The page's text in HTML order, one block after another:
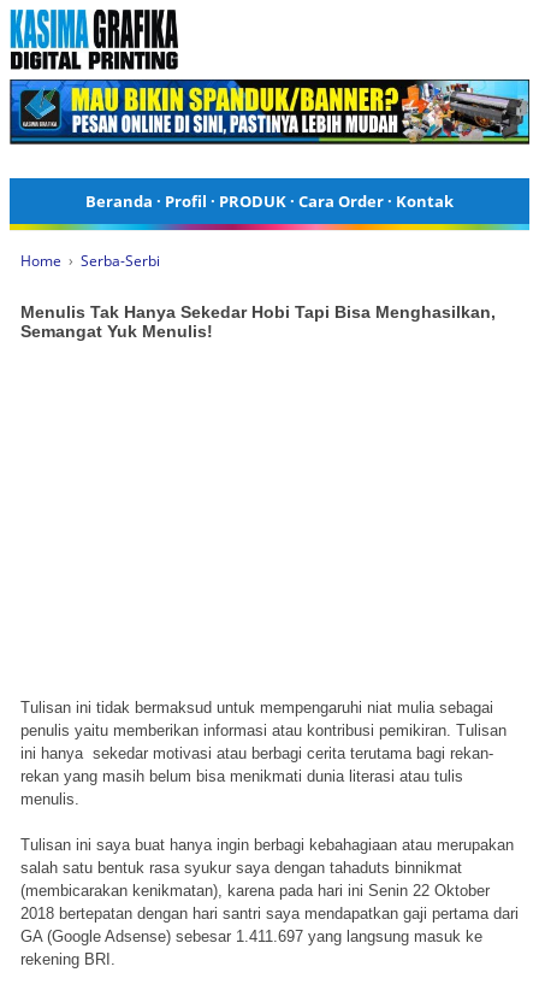
Beranda · Profil · PRODUK· Cara Order· Kontak
Home › Serba-Serbi
Menulis Tak Hanya Sekedar Hobi Tapi Bisa Menghasilkan,
Semangat Yuk Menulis!
Tulisan ini tidak bermaksud untuk mempengaruhi niat mulia sebagai
penulis yaitu memberikan informasi atau kontribusi pemikiran. Tulisan
ini hanya sekedar motivasi atau berbagi cerita terutama bagi rekan-
rekan yang masih belum bisa menikmati dunia literasi atau tulis
menulis.
Tulisan ini saya buat hanya ingin berbagi kebahagiaan atau merupakan
salah satu bentuk rasa syukur saya dengan tahaduts binnikmat
(membicarakan kenikmatan), karena pada hari ini Senin 22 Oktober
2018 bertepatan dengan hari santri saya mendapatkan gaji pertama dari
GA (Google Adsense) sebesar 1.411.697 yang langsung masuk ke
rekening BRI.